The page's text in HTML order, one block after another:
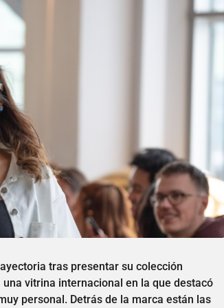
tras presentar su colección
una vitrina internacional en la que destacó
personal. Detrás de la marca están las